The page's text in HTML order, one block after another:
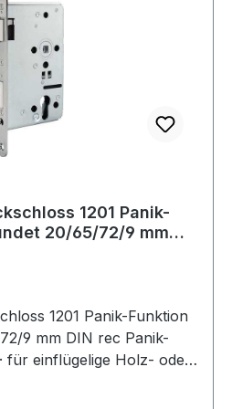
1201 Panik-
20/65/72/9 mm
1201 Panik-Funktion
9 mm DIN rec Panik-
für einflügelige Holz- oder